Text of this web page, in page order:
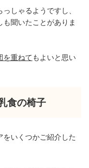
しゃるようですし、
聞いたことがありま
を重ねて もよいと思い
食の椅子
をいくつかご紹介した